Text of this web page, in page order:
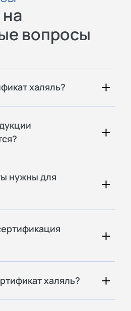
вопросы
халяль?
нужны для
халяль?